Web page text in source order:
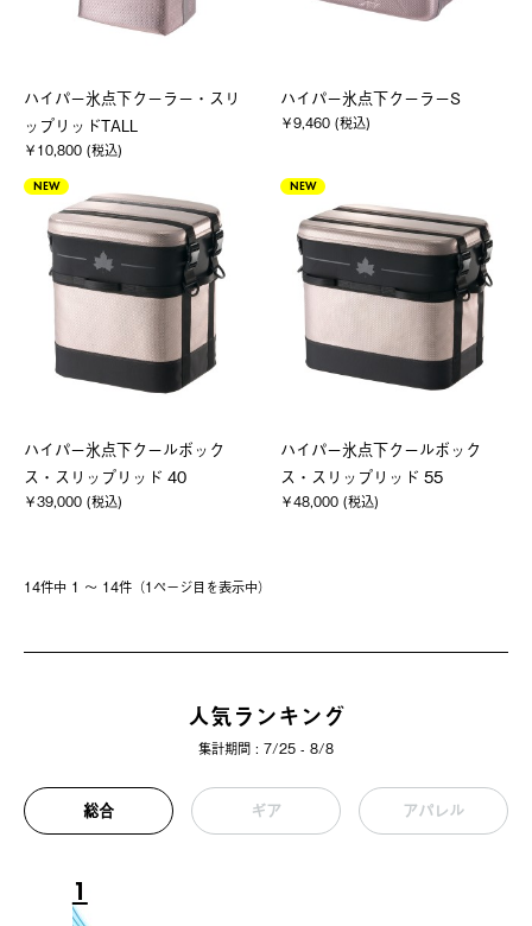
ハイパー氷点下クーラー・スリ
ップリッドTALL
￥10,800 (税込)
ハイパー氷点下クーラーS
￥9,460 (税込)
NEW
ハイパー氷点下クールボック
ス・スリップリッド 40
￥39,000 (税込)
NEW
ハイパー氷点下クールボック
ス・スリップリッド 55
￥48,000 (税込)
14件中 1 〜 14件（1ページ⽬を表⽰中）
人気ランキング
集計期間 : 7/25 - 8/8
総合 ギア アパレル
1